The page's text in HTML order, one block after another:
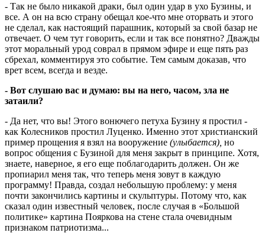
- Так не было никакой драки, был один удар в ухо Бузины, и
все. А он на всю страну обещал кое-что мне оторвать и этого
не сделал, как настоящий парашник, который за свой базар не
отвечает. О чем тут говорить, если и так все понятно? Дважды
этот моральный урод соврал в прямом эфире и еще пять раз
сбрехал, комментируя это событие. Тем самым доказав, что
врет всем, всегда и везде.
- Вот слушаю вас и думаю: вы на него, часом, зла не
затаили?
- Да нет, что вы! Этого вонючего петуха Бузину я простил -
как Колесников простил Луценко. Именно этот христианский
пример прощения я взял на вооружение (улыбается), но
вопрос общения с Бузиной для меня закрыт в принципе. Хотя,
знаете, наверное, я его еще поблагодарить должен. Он же
пропиарил меня так, что теперь меня зовут в каждую
программу! Правда, создал небольшую проблему: у меня
почти закончились картины и скульптуры. Потому что, как
сказал один известный человек, после случая в «Большой
политике» картина Пояркова на стене стала очевидным
признаком патриотизма...